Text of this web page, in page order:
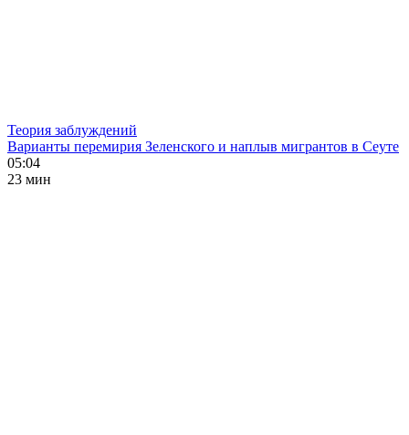
Теория заблуждений
Варианты перемирия Зеленского и наплыв мигрантов в Сеуте
05:04
23 мин